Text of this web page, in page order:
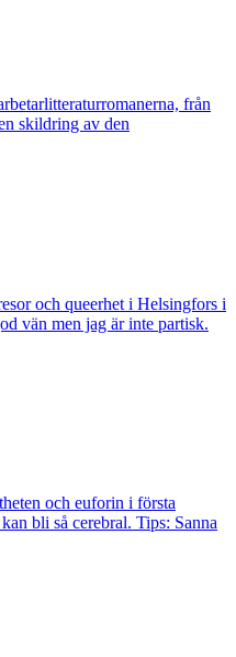
från
skildring av den
och queerhet i Helsingfors i
vän men jag är inte partisk.
och euforin i första
bli så cerebral. Tips: Sanna